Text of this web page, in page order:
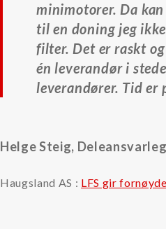
minimotorer. Da
til en doning jeg
filter. Det er raskt
én leverandør i
leverandører. Tid er
Helge Steig,
Haugsland AS : LFS gir